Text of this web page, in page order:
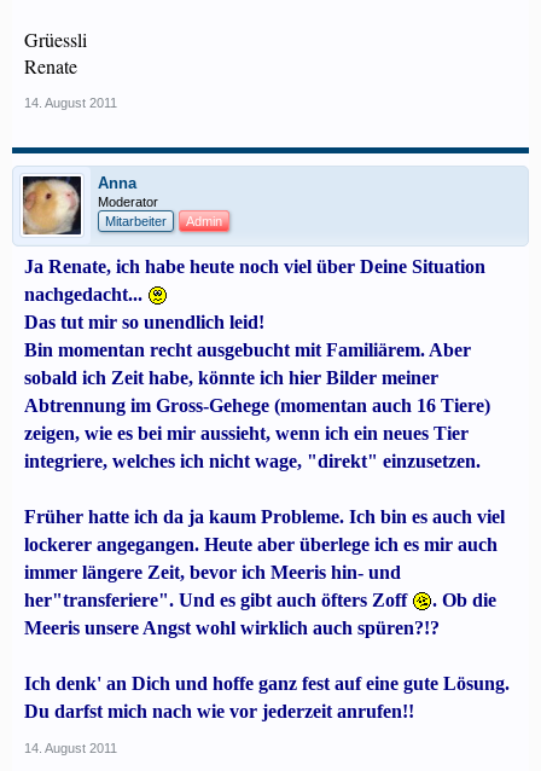
Grüessli
Renate
14. August 2011
Anna
Moderator
Mitarbeiter
Admin
Ja Renate, ich habe heute noch viel über Deine Situation
nachgedacht...
Das tut mir so unendlich leid!
Bin momentan recht ausgebucht mit Familiärem. Aber
sobald ich Zeit habe, könnte ich hier Bilder meiner
Abtrennung im Gross-Gehege (momentan auch 16 Tiere)
zeigen, wie es bei mir aussieht, wenn ich ein neues Tier
integriere, welches ich nicht wage, "direkt" einzusetzen.
Früher hatte ich da ja kaum Probleme. Ich bin es auch viel
lockerer angegangen. Heute aber überlege ich es mir auch
immer längere Zeit, bevor ich Meeris hin- und
her"transferiere". Und es gibt auch öfters Zoff
. Ob die
Meeris unsere Angst wohl wirklich auch spüren?!?
Ich denk' an Dich und hoffe ganz fest auf eine gute Lösung.
Du darfst mich nach wie vor jederzeit anrufen!!
14. August 2011